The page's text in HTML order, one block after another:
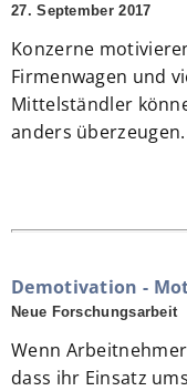
27. September 2017
Konzerne
Firmenwagen und
Mittelständler
anders überzeugen.
Demotivation -
Neue Forschungsarbeit
Wenn
dass ihr Einsatz